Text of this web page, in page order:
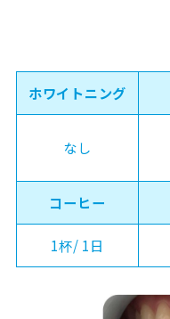
ホワイトニング
なし
コーヒー
1杯/ 1日